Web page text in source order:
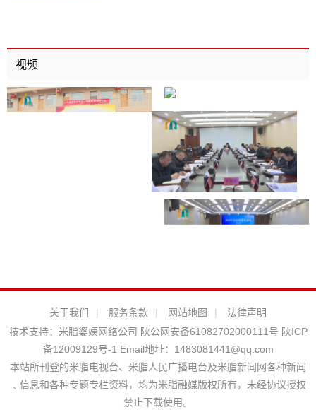
视频
关于我们 | 服务条款 | 网站地图 |
法律声明
技术支持： 米脂婆姨网络公司 陕公网安备61082702000111号 陕ICP
备12009129号-1 Email地址： 1483081441@qq.com
本站所刊登的米脂电视台、米脂人民广播电台及米脂新闻网各种新闻
﹑信息和各种专题专栏资料，均为米脂融媒版权所有，未经协议授权
禁止下载使用。